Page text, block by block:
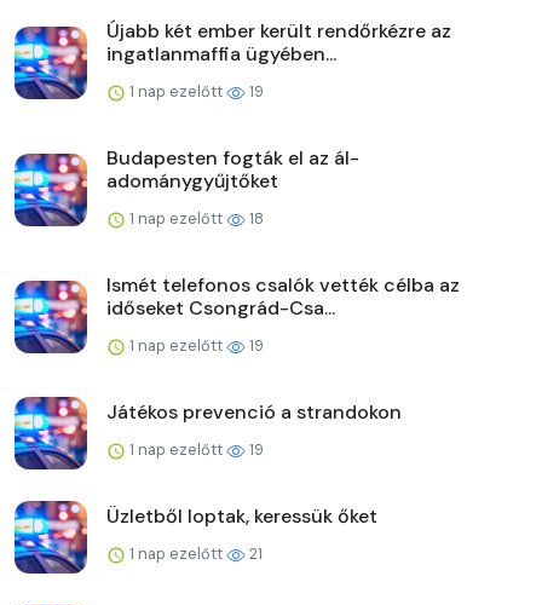
Újabb két ember került rendőrkézre az
ingatlanmaffia ügyében...
1 nap ezelőtt 19
Budapesten fogták el az ál-
adománygyűjtőket
1 nap ezelőtt 18
Ismét telefonos csalók vették célba az
időseket Csongrád-Csa...
1 nap ezelőtt 19
Játékos prevenció a strandokon
1 nap ezelőtt 19
Üzletből loptak, keressük őket
1 nap ezelőtt 21